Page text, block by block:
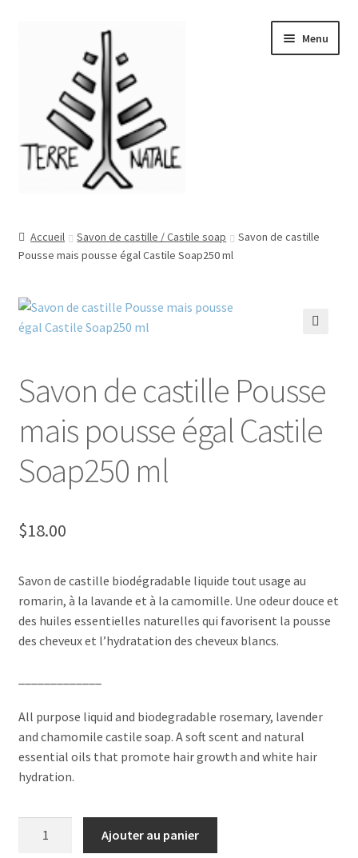
navigation
Menu
À propos/About
Blog
Commande/Checkout
Conditions de vente/Terms of service
Événements/Events
My custom checkout page
Panier/Cart
Accueil Savon de castille / Castile soap
Savon de castille
Pousse mais pousse égal Castile Soap250 ml
Savon de castille Pousse
mais pousse égal Castile
Soap250 ml
$18.00
Savon de castille biodégradable liquide tout usage au
romarin, à la lavande et à la camomille. Une odeur douce et
des huiles essentielles naturelles qui favorisent la pousse
des cheveux et l’hydratation des cheveux blancs.
All purpose liquid and biodegradable rosemary, lavender
and chamomile castile soap. A soft scent and natural
essential oils that promote hair growth and white hair
hydration.
Ajouter au panier